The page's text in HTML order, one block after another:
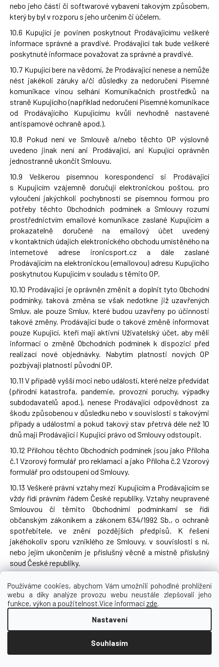
Používáme cookies, abychom Vám umožnili pohodlné prohlížení
webu a díky analýze provozu webu neustále zlepšovali jeho
funkce, výkon a použitelnost.Více informací zde.
Nastavení
Souhlasím
nebo jeho části či softwarové vybavení takovým způsobem,
který by byl v rozporu s jeho určením či účelem.
10.6 Kupující je povinen poskytnout Prodávajícímu veškeré
informace správné a pravdivé. Prodávající tak bude veškeré
poskytnuté informace považovat za správné a pravdivé.
10.7 Kupující bere na vědomí, že Prodávající nenese a nemůže
nést jakékoli záruky a/či důsledky za nedoručení Písemné
komunikace vinou selhání Komunikačních prostředků na
straně Kupujícího (například nedoručení Písemné komunikace
od Prodávajícího Kupujícímu kvůli nevhodně nastavené
antispamové ochraně apod.).
10.8 Pokud není ve Smlouvě a/nebo těchto OP výslovně
uvedeno jinak není ani Prodávající, ani Kupující oprávněn
jednostranně ukončit Smlouvu.
10.9 Veškerou písemnou korespondenci si Prodávající
s Kupujícím vzájemně doručují elektronickou poštou, pro
vyloučení jakýchkoli pochybností se písemnou formou pro
potřeby těchto Obchodních podmínek a Smlouvy rozumí
prostřednictvím emailové komunikace zaslané Kupujícím a
prokazatelně doručené na emailový účet uvedený
v kontaktních údajích elektronického obchodu umístěného na
internetové adrese ironicsport.cz a dále zaslané
Prodávajícím na elektronickou (emailovou) adresu Kupujícího
poskytnutou Kupujícím v souladu s těmito OP.
10.10 Prodávající je oprávněn změnit a doplnit tyto Obchodní
podmínky, taková změna se však nedotkne již uzavřených
Smluv, ale pouze Smluv, které budou uzavřeny po účinnosti
takové změny. Prodávající bude o takové změně informovat
pouze Kupující, kteří mají aktivní Uživatelský účet, aby měli
informaci o změně Obchodních podmínek k dispozici před
realizací nové objednávky. Nabytím platnosti nových OP
pozbývají platnosti původní OP.
10.11 V případě vyšší moci nebo událostí, které nelze předvídat
(přírodní katastrofa, pandemie, provozní poruchy, výpadky
subdodavatelů apod.), nenese Prodávající odpovědnost za
škodu způsobenou v důsledku nebo v souvislosti s takovými
případy a událostmi a pokud takový stav přetrvá déle než 10
dnů mají Prodávající i Kupující právo od Smlouvy odstoupit.
10.12 Přílohou těchto Obchodních podmínek jsou jako Příloha
č.1 Vzorový formulář pro reklamaci a jako Příloha č.2 Vzorový
formulář pro odstoupení od Smlouvy.
10.13 Veškeré právní vztahy mezi Kupujícím a Prodávajícím se
vždy řídí právním řádem České republiky. Vztahy neupravené
Smlouvou či těmito Obchodními podmínkami se řídí
občanským zákoníkem a zákonem 634/1992 Sb., o ochraně
spotřebitele, ve znění pozdějších předpisů. K řešení
jakéhokoliv sporu vzniklého ze Smlouvy, v souvislosti s ní,
nebo jejím ukončením je příslušný věcně a místně příslušný
soud České republiky.
sporů ze Smlouvy s Prodávajícím v souladu s §20d a násl.
Zákona č.634/1992 Sb., o ochraně spotřebitele, ve znění
pozdějších předpisů, a to prostřednictvím České obchodní
). Kupující má právo zahájit mimosoudní
řešení sporu Kupujícího, který je spotřebitelem
s Prodávajícím prostřednictvím evropské platformy pro
řešení sporů on-line dostupné na adrese